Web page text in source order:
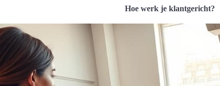
Hoe werk je klantgericht?